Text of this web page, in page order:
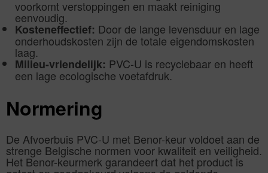
voorkomt verstoppingen en maakt reiniging
eenvoudig.
Kosteneffectief: Door de lange levensduur en lage
onderhoudskosten zijn de totale eigendomskosten
laag.
Milieu-vriendelijk: PVC-U is recyclebaar en heeft
een lage ecologische voetafdruk.
Normering
De Afvoerbuis PVC-U met Benor-keur voldoet aan de
strenge Belgische normen voor kwaliteit en veiligheid.
Het Benor-keurmerk garandeert dat het product is